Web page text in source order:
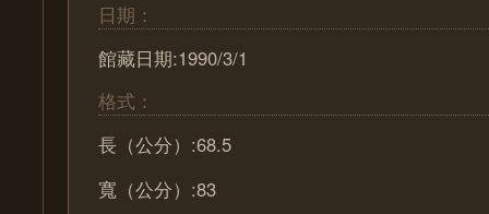
日期：
館藏日期:1990/3/1
格式：
長（公分）:68.5
寬（公分）:83